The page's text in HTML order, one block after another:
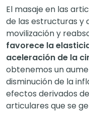
El masaje en las
de las estructuras y
movilización y
favorece la
aceleración de la
obtenemos un
disminución de la
efectos derivados
articulares que se